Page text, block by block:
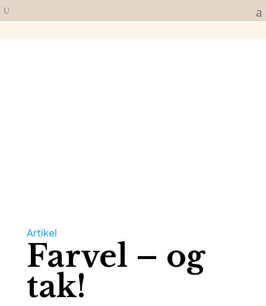
Artikel
Farvel – og
tak!